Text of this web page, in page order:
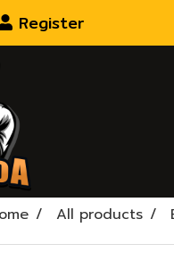
Register
All products